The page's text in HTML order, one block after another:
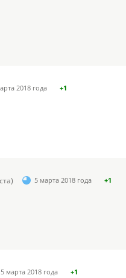
2018 года +1
5 марта 2018 года +1
5 марта 2018 года +1